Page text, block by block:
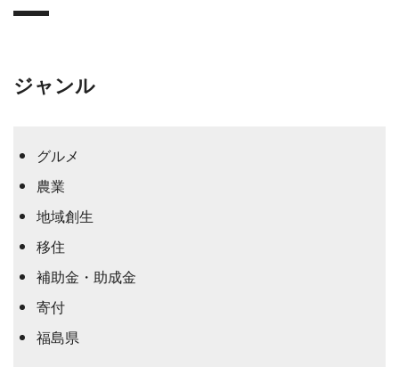
ジャンル
グルメ
農業
地域創生
移住
補助金・助成金
寄付
福島県